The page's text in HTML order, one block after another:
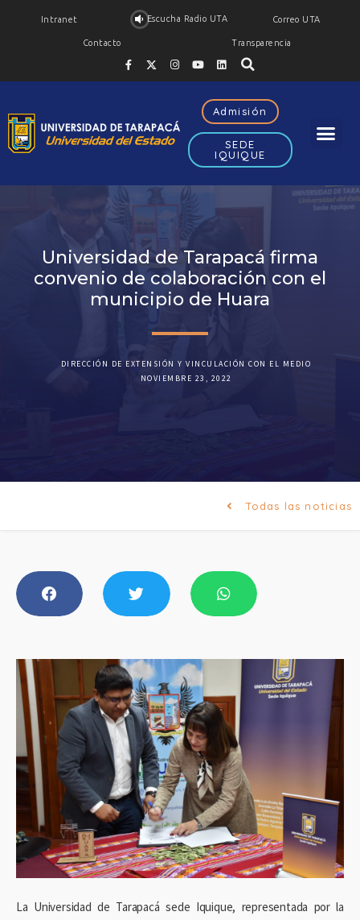
Intranet Escucha Radio UTA Correo UTA
Contacto Transparencia
Admisión
SEDE
IQUIQUE
Universidad de Tarapacá firma
convenio de colaboración con el
municipio de Huara
DIRECCIÓN DE EXTENSIÓN Y VINCULACIÓN CON EL MEDIO
NOVIEMBRE 23, 2022
Todas las noticias
La Universidad de Tarapacá sede Iquique, representada por la